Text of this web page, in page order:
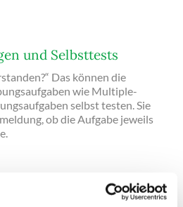
und Selbsttests
Das können die
wie Multiple-
selbst testen. Sie
ob die Aufgabe jeweils
sofortige Umsetzung in